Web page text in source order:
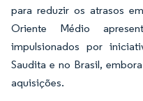
para reduzir os atrasos
Oriente Médio
impulsionados por
Saudita e no Brasil,
aquisições.